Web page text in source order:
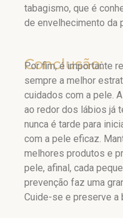
tabagismo, que é
de envelhecimento da
Conclusão:
Por fim, é importante
sempre a melhor
cuidados com a pele.
ao redor dos lábios já
nunca é tarde para
com a pele eficaz.
melhores produtos e
pele, afinal, cada
prevenção faz uma
Cuide-se e preserve a